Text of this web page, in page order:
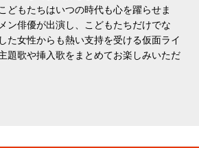
どもたちはいつの時代も心を躍らせま
ン俳優が出演し、こどもたちだけでな
た女性からも熱い支持を受ける仮面ライ
題歌や挿入歌をまとめてお楽しみいただ